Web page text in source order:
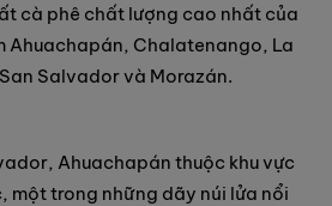
cà phê chất lượng cao nhất của
Ahuachapán, Chalatenango, La
Salvador và Morazán.
Ahuachapán thuộc khu vực
trong những dãy núi lửa nổi